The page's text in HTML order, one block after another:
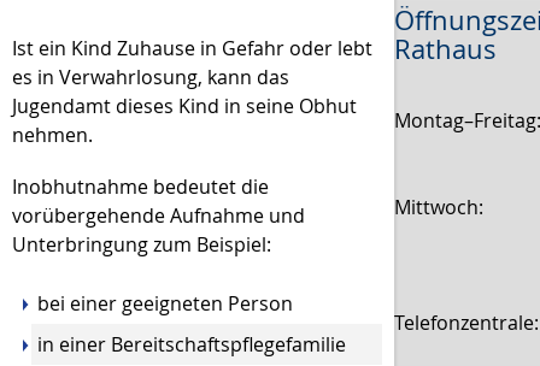
Ist ein Kind Zuhause in Gefahr oder lebt
es in Verwahrlosung, kann das
Jugendamt dieses Kind in seine Obhut
nehmen.
Inobhutnahme bedeutet die
vorübergehende Aufnahme und
Unterbringung zum Beispiel:
bei einer geeigneten Person
in einer Bereitschaftspflegefamilie
Rathaus
Mittwoch: